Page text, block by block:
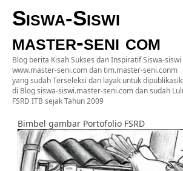
Siswa-Siswi
master-seni com
Blog berita Kisah Sukses dan Inspiratif Siswa-siswi
www.master-seni.com dan tim.master-seni.conm
yang sudah Terseleksi dan layak untuk
di Blog siswa-siswi.master-seni.com dan sudah
FSRD ITB sejak Tahun 2009
Bimbel gambar Portofolio FSRD